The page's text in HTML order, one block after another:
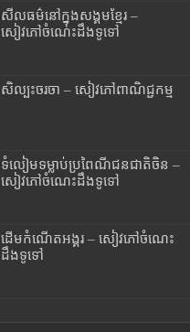
សីលធម៌នៅក្នុងសង្គមខ្មែរ –
សៀវភៅចំណេះដឹងទូទៅ
សិល្បះចរចា – សៀវភៅពាណិជ្ជកម្ម
ទំលៀមទម្លាប់ប្រពៃណីជនជាតិចិន –
សៀវភៅចំណេះដឹងទូទៅ
ដើមកំណើតអង្គរ – សៀវភៅចំណេះ
ដឹងទូទៅ